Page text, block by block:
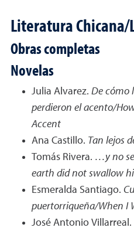
Literatura Chicana/
Obras completas
Novelas
Julia Alvarez. De cómo
perdieron el acento/
Accent
Ana Castillo. Tan lejos
Tomás Rivera. …y no
earth did not swallow
Esmeralda Santiago.
puertorriqueña/When I
José Antonio Villarreal.